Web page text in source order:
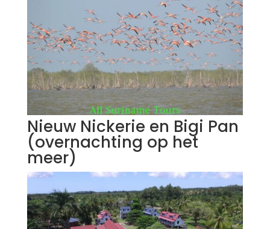
Nieuw Nickerie en Bigi Pan
(overnachting op het
meer)